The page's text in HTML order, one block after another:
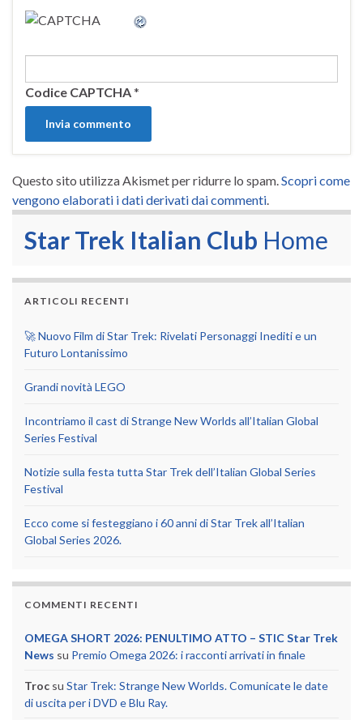
Codice CAPTCHA*
Questo sito utilizza Akismet per ridurre lo spam. Scopri come
vengono elaborati i dati derivati dai commenti
Star Trek Italian Club Home
ARTICOLI RECENTI
🚀 Nuovo Film di Star Trek: Rivelati Personaggi Inediti e un
Futuro Lontanissimo
Grandi novità LEGO
Incontriamo il cast di Strange New Worlds all’Italian Global
Series Festival
Notizie sulla festa tutta Star Trek dell’Italian Global Series
Festival
Ecco come si festeggiano i 60 anni di Star Trek all’Italian
Global Series 2026.
COMMENTI RECENTI
OMEGA SHORT 2026: PENULTIMO ATTO – STIC Star Trek
News su Premio Omega 2026: i racconti arrivati in finale
Troc su Star Trek: Strange New Worlds. Comunicate le date
di uscita per i DVD e Blu Ray.